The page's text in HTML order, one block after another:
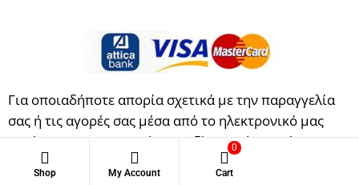
Shop My Account Cart
0
Για οποιαδήποτε απορία σχετικά με την παραγγελία
σας ή τις αγορές σας μέσα από το ηλεκτρονικό μας
κατάστημα επικοινωνήστε μαζί μας μέσα από την
φόρμα επικοινωνίας μας.